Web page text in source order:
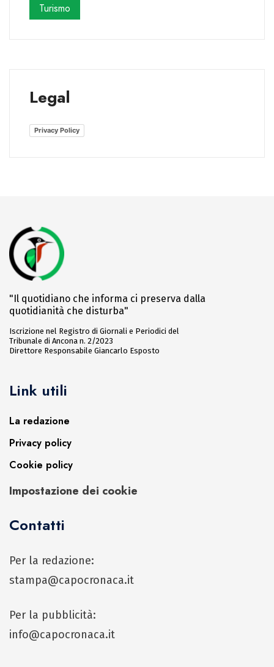
Turismo
Legal
Privacy Policy
"Il quotidiano che informa ci preserva dalla
quotidianità che disturba"
Iscrizione nel Registro di Giornali e Periodici del
Tribunale di Ancona n. 2/2023
Direttore Responsabile Giancarlo Esposto
Link utili
La redazione
Privacy policy
Cookie policy
Impostazione dei cookie
Contatti
Per la redazione:
stampa@capocronaca.it
Per la pubblicità:
info@capocronaca.it